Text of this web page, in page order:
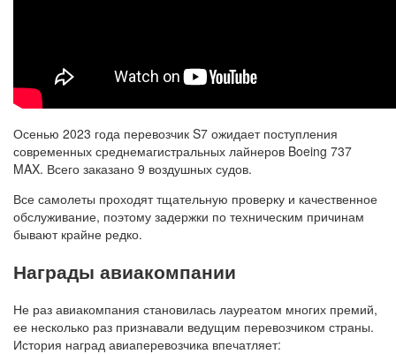
Осенью 2023 года перевозчик S7 ожидает поступления
современных среднемагистральных лайнеров Boeing 737
MAX. Всего заказано 9 воздушных судов.
Все самолеты проходят тщательную проверку и качественное
обслуживание, поэтому задержки по техническим причинам
бывают крайне редко.
Награды авиакомпании
Не раз авиакомпания становилась лауреатом многих премий,
ее несколько раз признавали ведущим перевозчиком страны.
История наград авиаперевозчика впечатляет: